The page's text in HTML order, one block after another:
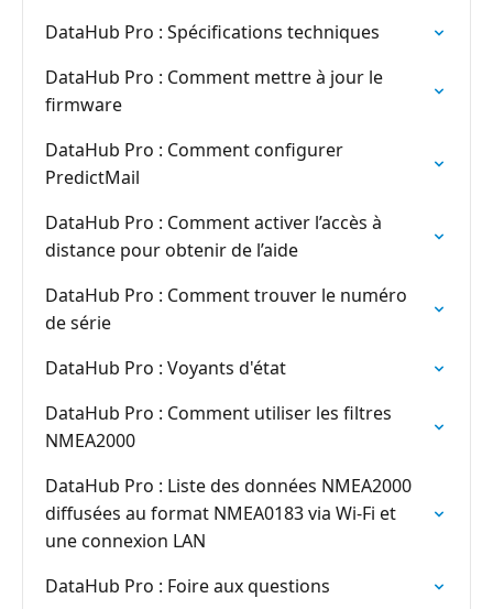
DataHub Pro : Spécifications techniques
DataHub Pro : Comment mettre à jour le
firmware
DataHub Pro : Comment configurer
PredictMail
DataHub Pro : Comment activer l’accès à
distance pour obtenir de l’aide
DataHub Pro : Comment trouver le numéro
de série
DataHub Pro : Voyants d'état
DataHub Pro : Comment utiliser les filtres
NMEA2000
DataHub Pro : Liste des données NMEA2000
diffusées au format NMEA0183 via Wi-Fi et
une connexion LAN
DataHub Pro : Foire aux questions